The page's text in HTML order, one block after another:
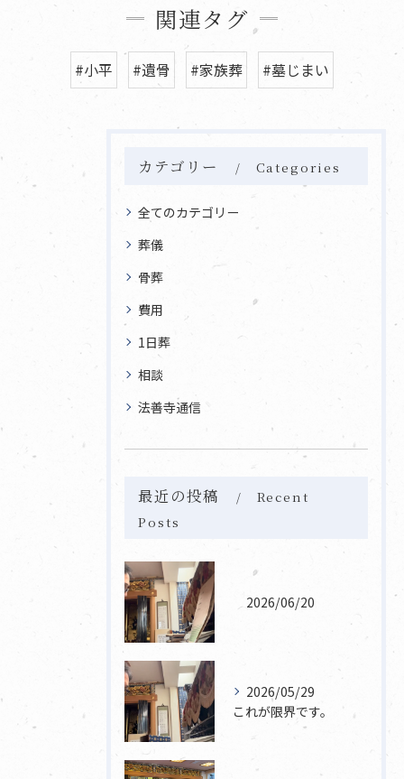
関連タグ
#小平 #遺骨 #家族葬 #墓じまい
カテゴリー Categories
全てのカテゴリー
葬儀
骨葬
費用
1日葬
相談
法善寺通信
最近の投稿
Recent
Posts
2026/06/20
2026/05/29
これが限界です。